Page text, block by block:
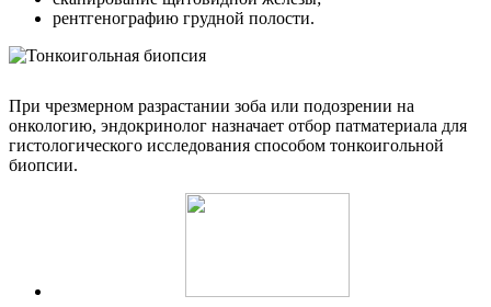
рентгенографию грудной полости.
При чрезмерном разрастании зоба или подозрении на
онкологию, эндокринолог назначает отбор патматериала для
гистологического исследования способом тонкоигольной
биопсии.